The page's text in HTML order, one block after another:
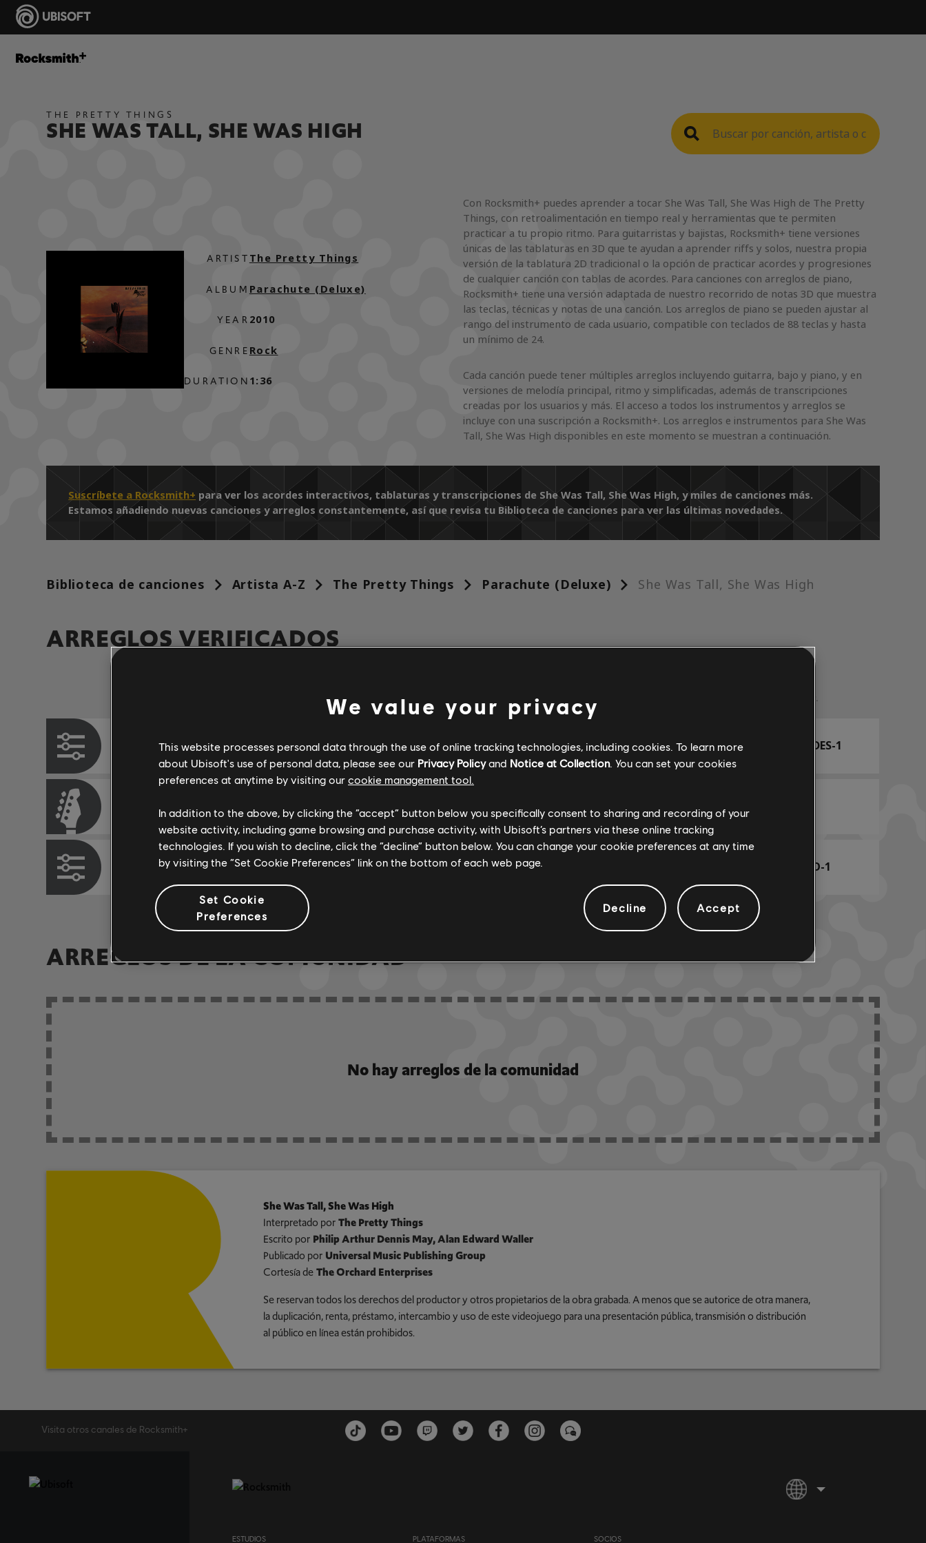
THE PRETTY THINGS
SHE WAS TALL, SHE WAS HIGH
ARTIST
ALBUM
YEAR
GENRE
DURATION
The Pretty Things
Parachute (Deluxe)
2010
Rock
1:36
Con Rocksmith+ puedes aprender a tocar She Was Tall, She Was High de The Pretty
Things, con retroalimentación en tiempo real y herramientas que te permiten
practicar a tu propio ritmo. Para guitarristas y bajistas, Rocksmith+ tiene versiones
únicas de las tablaturas en 3D que te ayudan a aprender riffs y solos, nuestra propia
versión de la tablatura 2D tradicional o la opción de practicar acordes y progresiones
de cualquier canción con tablas de acordes. Para canciones con arreglos de piano,
Rocksmith+ tiene una versión adaptada de nuestro recorrido de notas 3D que muestra
las teclas, técnicas y notas de una canción. Los arreglos de piano se pueden ajustar al
rango del instrumento de cada usuario, compatible con teclados de 88 teclas y hasta
un mínimo de 24.
Cada canción puede tener múltiples arreglos incluyendo guitarra, bajo y piano, y en
versiones de melodía principal, ritmo y simplificadas, además de transcripciones
creadas por los usuarios y más. El acceso a todos los instrumentos y arreglos se
incluye con una suscripción a Rocksmith+. Los arreglos e instrumentos para She Was
Tall, She Was High disponibles en este momento se muestran a continuación.
Suscríbete a Rocksmith+ para ver los acordes interactivos, tablaturas y transcripciones de She Was Tall, She Was High, y miles de canciones más.
Estamos añadiendo nuevas canciones y arreglos constantemente, así que revisa tu Biblioteca de canciones para ver las últimas novedades.
Biblioteca de canciones Artista A-Z The Pretty Things Parachute (Deluxe) She Was Tall, She Was High
ARREGLOS VERIFICADOS
Verificado Nombre de arr.
Tabla de acordes R+ Team & ARCHI TABLA DE ACORDES-1
Rocksmith+ Team
Tabla de bajo TABLA DE BAJO-1
ARREGLOS DE LA COMUNIDAD
No hay arreglos de la comunidad
She Was Tall, She Was High
Interpretado por The Pretty Things
Escrito por Philip Arthur Dennis May, Alan Edward Waller
Publicado por Universal Music Publishing Group
Cortesía de The Orchard Enterprises
Se reservan todos los derechos del productor y otros propietarios de la obra grabada. A menos que se autorice de otra manera,
la duplicación, renta, préstamo, intercambio y uso de este videojuego para una presentación pública, transmisión o distribución
al público en línea están prohibidos.
Visita otros canales de Rocksmith+
ESTUDIOS PLATAFORMAS SOCIOS
We value your privacy
This website processes personal data through the use of online tracking technologies, including cookies. To learn more
about Ubisoft's use of personal data, please see our Privacy Policyand Notice at Collection. You can set your cookies
preferences at anytime by visiting our cookie management tool.
In addition to the above, by clicking the “accept” button below you specifically consent to sharing and recording of your
website activity, including game browsing and purchase activity, with Ubisoft’s partners via these online tracking
technologies. If you wish to decline, click the “decline” button below. You can change your cookie preferences at any time
by visiting the “Set Cookie Preferences” link on the bottom of each web page.
Set Cookie
Preferences
Decline Accept